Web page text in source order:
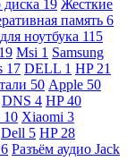
диска 19 Жесткие
память 6
ноутбука 115
19 Msi 1 Samsung
17 DELL 1 HP 21
50 Apple 50
DNS 4 HP40
10 Xiaomi 3
Dell 5 HP 28
Разъём аудио Jack